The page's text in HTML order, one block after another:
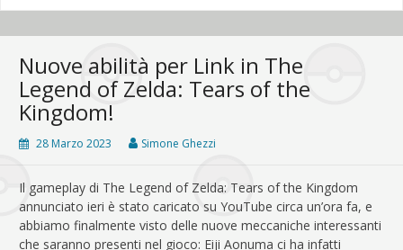
Nuove abilità per Link in The
Legend of Zelda: Tears of the
Kingdom!
28 Marzo 2023 Simone Ghezzi
Il gameplay di The Legend of Zelda: Tears of the Kingdom
annunciato ieri è stato caricato su YouTube circa un’ora fa, e
abbiamo finalmente visto delle nuove meccaniche interessanti
che saranno presenti nel gioco: Eiji Aonuma ci ha infatti